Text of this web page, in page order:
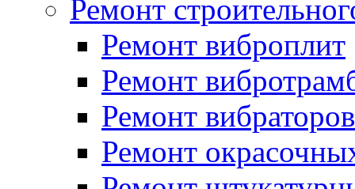
Ремонт
Ремонт виброплит
Ремонт
Ремонт вибраторов
Ремонт